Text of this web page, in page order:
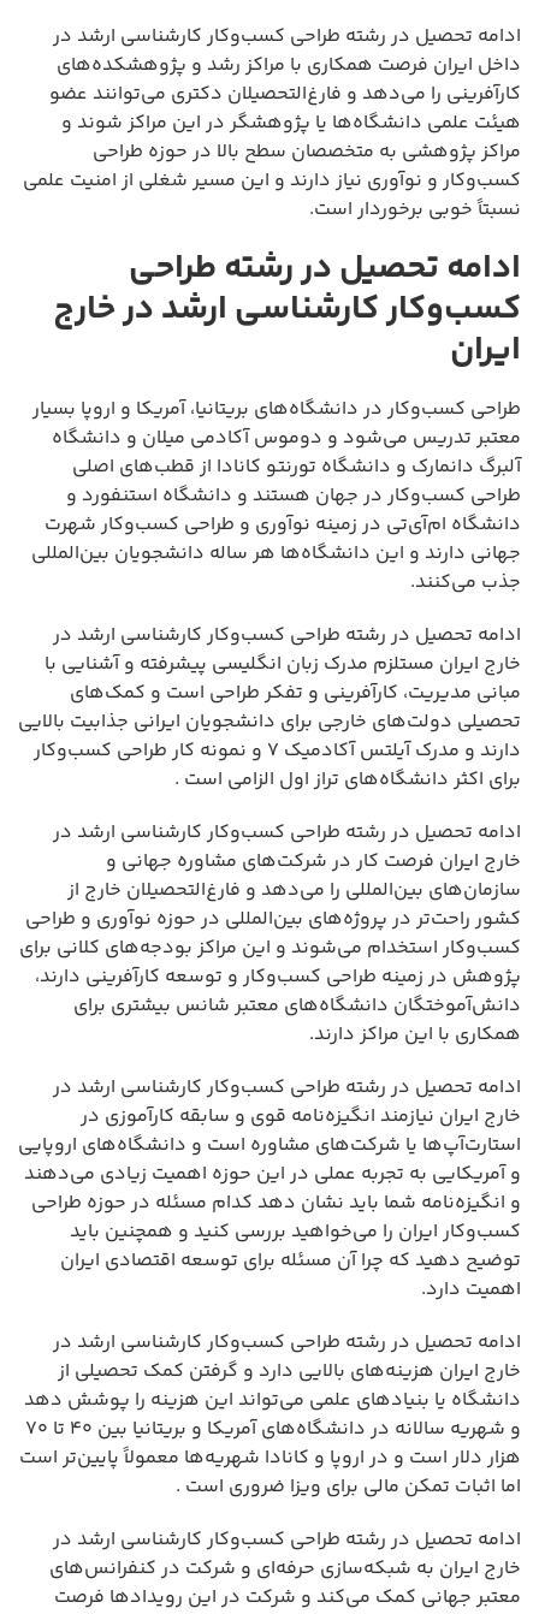
ادامه تحصیل در رشته طراحی کسب‌وکار کارشناسی ارشد در
داخل ایران فرصت همکاری با مراکز رشد و پژوهشکده‌های
کارآفرینی را می‌دهد و فارغ‌التحصیلان دکتری می‌توانند عضو
هیئت علمی دانشگاه‌ها یا پژوهشگر در این مراکز شوند و
مراکز پژوهشی به متخصصان سطح بالا در حوزه طراحی
کسب‌وکار و نوآوری نیاز دارند و این مسیر شغلی از امنیت علمی
نسبتاً خوبی برخوردار است.
ادامه تحصیل در رشته طراحی
کسب‌وکار کارشناسی ارشد در خارج
ایران
طراحی کسب‌وکار در دانشگاه‌های بریتانیا، آمریکا و اروپا بسیار
معتبر تدریس می‌شود و دوموس آکادمی میلان و دانشگاه
آلبرگ دانمارک و دانشگاه تورنتو کانادا از قطب‌های اصلی
طراحی کسب‌وکار در جهان هستند و دانشگاه استنفورد و
دانشگاه ام‌آی‌تی در زمینه نوآوری و طراحی کسب‌وکار شهرت
جهانی دارند و این دانشگاه‌ها هر ساله دانشجویان بین‌المللی
جذب می‌کنند.
ادامه تحصیل در رشته طراحی کسب‌وکار کارشناسی ارشد در
خارج ایران مستلزم مدرک زبان انگلیسی پیشرفته و آشنایی با
مبانی مدیریت، کارآفرینی و تفکر طراحی است و کمک‌های
تحصیلی دولت‌های خارجی برای دانشجویان ایرانی جذابیت بالایی
دارند و مدرک آیلتس آکادمیک ۷ و نمونه کار طراحی کسب‌وکار
برای اکثر دانشگاه‌های تراز اول الزامی است .
ادامه تحصیل در رشته طراحی کسب‌وکار کارشناسی ارشد در
خارج ایران فرصت کار در شرکت‌های مشاوره جهانی و
سازمان‌های بین‌المللی را می‌دهد و فارغ‌التحصیلان خارج از
کشور راحت‌تر در پروژه‌های بین‌المللی در حوزه نوآوری و طراحی
کسب‌وکار استخدام می‌شوند و این مراکز بودجه‌های کلانی برای
پژوهش در زمینه طراحی کسب‌وکار و توسعه کارآفرینی دارند،
دانش‌آموختگان دانشگاه‌های معتبر شانس بیشتری برای
همکاری با این مراکز دارند.
ادامه تحصیل در رشته طراحی کسب‌وکار کارشناسی ارشد در
خارج ایران نیازمند انگیزه‌نامه قوی و سابقه کارآموزی در
استارت‌آپ‌ها یا شرکت‌های مشاوره است و دانشگاه‌های اروپایی
و آمریکایی به تجربه عملی در این حوزه اهمیت زیادی می‌دهند
و انگیزه‌نامه شما باید نشان دهد کدام مسئله در حوزه طراحی
کسب‌وکار ایران را می‌خواهید بررسی کنید و همچنین باید
توضیح دهید که چرا آن مسئله برای توسعه اقتصادی ایران
اهمیت دارد.
ادامه تحصیل در رشته طراحی کسب‌وکار کارشناسی ارشد در
خارج ایران هزینه‌های بالایی دارد و گرفتن کمک تحصیلی از
دانشگاه یا بنیادهای علمی می‌تواند این هزینه را پوشش دهد
و شهریه سالانه در دانشگاه‌های آمریکا و بریتانیا بین ۴۰ تا ۷۰
هزار دلار است و در اروپا و کانادا شهریه‌ها معمولاً پایین‌تر است
اما اثبات تمکن مالی برای ویزا ضروری است .
ادامه تحصیل در رشته طراحی کسب‌وکار کارشناسی ارشد در
خارج ایران به شبکه‌سازی حرفه‌ای و شرکت در کنفرانس‌های
معتبر جهانی کمک می‌کند و شرکت در این رویدادها فرصت